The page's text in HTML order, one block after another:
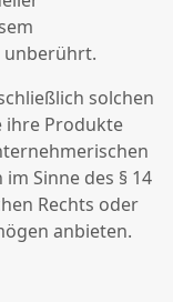
unberührt.
solchen
ihre Produkte
Sinne des § 14
Rechts oder
anbieten.